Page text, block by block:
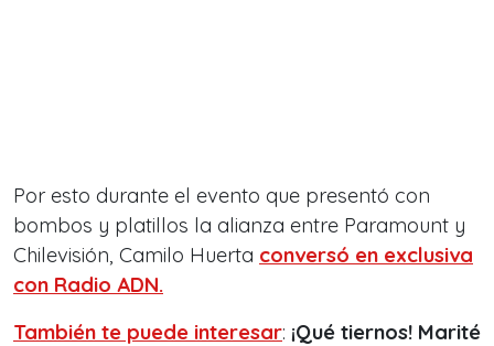
Por esto durante el evento que presentó con
bombos y platillos la alianza entre Paramount y
Chilevisión, Camilo Huerta conversó en exclusiva
con Radio ADN.
También te puede interesar: ¡Qué tiernos! Marité